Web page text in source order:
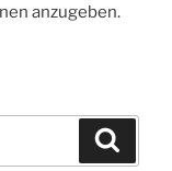
anzugeben.